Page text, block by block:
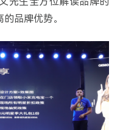
品牌优势。